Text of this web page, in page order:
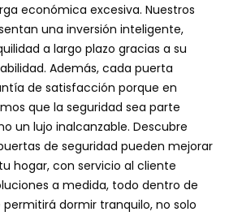
económica excesiva. Nuestros
una inversión inteligente,
a largo plazo gracias a su
Además, cada puerta
de satisfacción porque en
que la seguridad sea parte
un lujo inalcanzable. Descubre
de seguridad pueden mejorar
hogar, con servicio al cliente
a medida, todo dentro de
dormir tranquilo, no solo